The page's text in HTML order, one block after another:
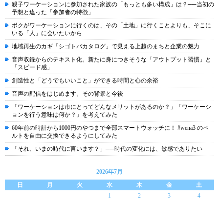
親子ワーケーションに参加された家族の「もっとも多い構成」は？──当初の
予想と違った「参加者の特徴」
ボクがワーケーションに行くのは、その「土地」に行くことよりも、そこに
いる「人」に会いたいから
地域再生のカギ「シゴトバカタログ」で見える上越のまちと企業の魅力
音声収録からのテキスト化。新たに身につきそうな「アウトプット習慣」と
「スピード感」
創造性と「どうでもいいこと」ができる時間と心の余裕
音声の配信をはじめます。その背景と今後
「ワーケーションは市にとってどんなメリットがあるのか？」「ワーケーシ
ョンを行う意味は何か？」を考えてみた
60年前の時計から1000円のやつまで全部スマートウォッチに！ #wena3 のベ
ルトを自由に交換できるようにしてみた
「それ、いまの時代に言います？」──時代の変化には、敏感でありたい
2026年7月
日
月 火 水 木 金
土
1
2 3
4